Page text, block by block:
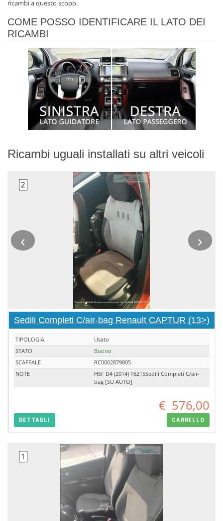
ricambi a questo scopo.
COME POSSO IDENTIFICARE IL LATO DEI
RICAMBI
Ricambi uguali installati su altri veicoli
‹ ›
Sedili Completi C/air-bag Renault CAPTUR (13>)
TIPOLOGIA
Usato
STATO
Buono
SCAFFALE
RC0002879805
NOTE
H5F D4 (2014) T6215Sedili Completi C/air-
bag [SU AUTO]
€ 576,00
DETTAGLI CARRELLO